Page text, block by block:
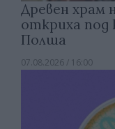
Древен храм
откриха под
Полша
07.08.2026 / 16:00